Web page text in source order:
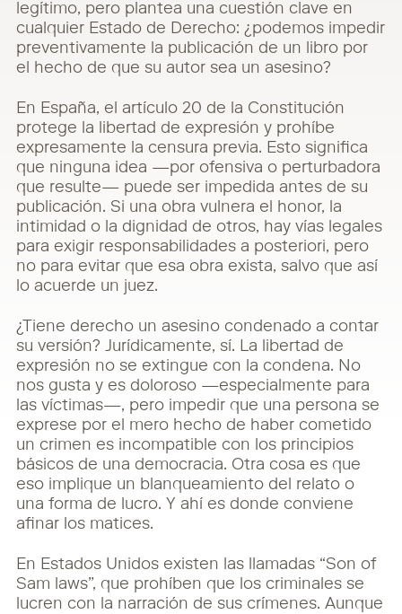
legítimo, pero plantea una cuestión clave en
cualquier Estado de Derecho: ¿podemos impedir
preventivamente la publicación de un libro por
el hecho de que su autor sea un asesino?
En España, el artículo 20 de la Constitución
protege la libertad de expresión y prohíbe
expresamente la censura previa. Esto significa
que ninguna idea —por ofensiva o perturbadora
que resulte— puede ser impedida antes de su
publicación. Si una obra vulnera el honor, la
intimidad o la dignidad de otros, hay vías legales
para exigir responsabilidades a posteriori, pero
no para evitar que esa obra exista, salvo que así
lo acuerde un juez.
¿Tiene derecho un asesino condenado a contar
su versión? Jurídicamente, sí. La libertad de
expresión no se extingue con la condena. No
nos gusta y es doloroso —especialmente para
las víctimas—, pero impedir que una persona se
exprese por el mero hecho de haber cometido
un crimen es incompatible con los principios
básicos de una democracia. Otra cosa es que
eso implique un blanqueamiento del relato o
una forma de lucro. Y ahí es donde conviene
afinar los matices.
En Estados Unidos existen las llamadas “Son of
Sam laws”, que prohíben que los criminales se
lucren con la narración de sus crímenes. Aunque